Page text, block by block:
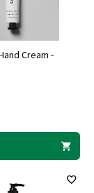
Cream -